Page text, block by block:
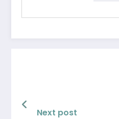
Next post